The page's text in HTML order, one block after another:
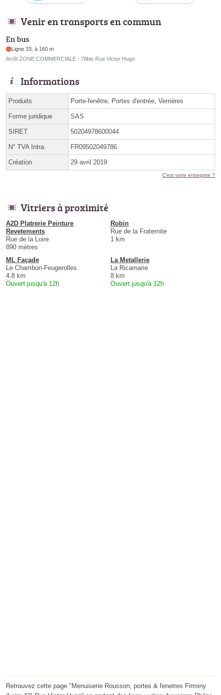
Venir en transports en commun
En bus
Ligne 33, à 160 m
Arrêt ZONE COMMERCIALE - 78bis Rue Victor Hugo
Informations
Produits Porte-fenêtre, Portes d'entrée, Verrières
Forme juridique SAS
SIRET 50204978600044
N° TVA Intra. FR09502049786
Création 29 avril 2019
C'est votre entreprise ?
Vitriers à proximité
A2D Platrerie Peinture
Revetements
Rue de la Loire
890 mètres
Robin
Rue de la Fraternite
1 km
ML Façade
Le Chambon-Feugerolles
4.8 km
Ouvert jusqu'à 12h
La Metallerie
La Ricamarie
8 km
Ouvert jusqu'à 12h
Retrouvez cette page "Menuiserie Rousson, portes & fenetres Firminy